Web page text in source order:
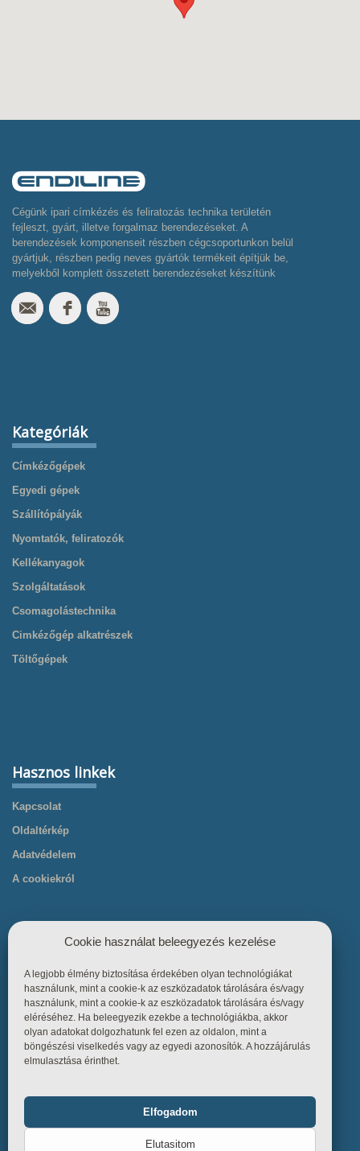
Cégünk ipari címkézés és feliratozás technika területén
fejleszt, gyárt, illetve forgalmaz berendezéseket. A
berendezések komponenseit részben cégcsoportunkon belül
gyártjuk, részben pedig neves gyártók termékeit építjük be,
melyekből komplett összetett berendezéseket készítünk
Kategóriák
Címkézőgépek
Egyedi gépek
Szállítópályák
Nyomtatók, feliratozók
Kellékanyagok
Szolgáltatások
Csomagolástechnika
Cimkézőgép alkatrészek
Töltőgépek
Hasznos linkek
Kapcsolat
Oldaltérkép
Adatvédelem
A cookiekról
Hasznos linkek
Főoldal
Termékek
Tudástár
Üzletszabályzat
Cookie használat beleegyezés kezelése
A legjobb élmény biztosítása érdekében olyan technológiákat
használunk, mint a cookie-k az eszközadatok tárolására és/vagy
használunk, mint a cookie-k az eszközadatok tárolására és/vagy
eléréséhez. Ha beleegyezik ezekbe a technológiákba, akkor
olyan adatokat dolgozhatunk fel ezen az oldalon, mint a
böngészési viselkedés vagy az egyedi azonosítók. A hozzájárulás
elmulasztása érinthet.
Elfogadom
Elutasitom